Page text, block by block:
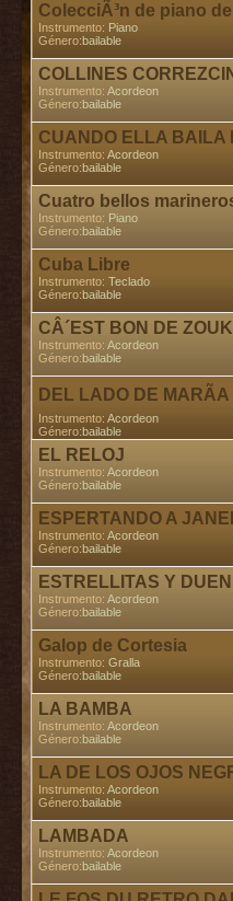
ColecciÃ³n de piano
Instrumento: Piano
Género:bailable
COLLINES
Instrumento: Acordeon
Género:bailable
CUANDO ELLA BAILA
Instrumento: Acordeon
Género:bailable
Cuatro bellos
Instrumento: Piano
Género:bailable
Cuba Libre
Instrumento: Teclado
Género:bailable
CÂ´EST BON DE
Instrumento: Acordeon
Género:bailable
DEL LADO DE
Instrumento: Acordeon
Género:bailable
EL RELOJ
Instrumento: Acordeon
Género:bailable
ESPERTANDO A
Instrumento: Acordeon
Género:bailable
ESTRELLITAS Y
Instrumento: Acordeon
Género:bailable
Galop de Cortesia
Instrumento: Gralla
Género:bailable
LA BAMBA
Instrumento: Acordeon
Género:bailable
LA DE LOS OJOS
Instrumento: Acordeon
Género:bailable
LAMBADA
Instrumento: Acordeon
Género:bailable